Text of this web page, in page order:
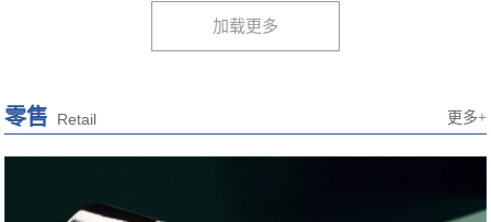
零售 Retail 更多+